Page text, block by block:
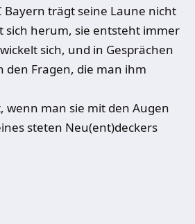
Bayern trägt seine Laune nicht
sich herum, sie entsteht immer
sich, und in Gesprächen
den Fragen, die man ihm
wenn man sie mit den Augen
steten Neu(ent)deckers